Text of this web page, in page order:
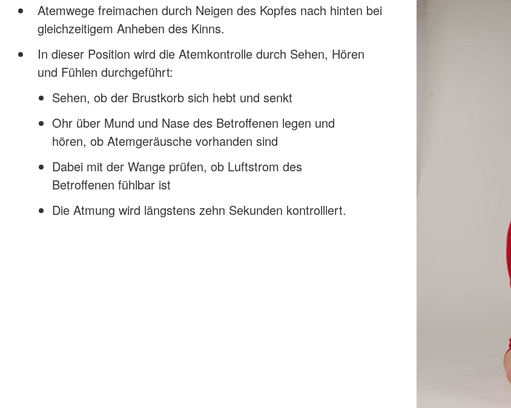
Atemwege freimachen durch Neigen des Kopfes nach hinten bei
gleichzeitigem Anheben des Kinns.
In dieser Position wird die Atemkontrolle durch Sehen, Hören
und Fühlen durchgeführt:
Sehen, ob der Brustkorb sich hebt und senkt
Ohr über Mund und Nase des Betroffenen legen und
hören, ob Atemgeräusche vorhanden sind
Dabei mit der Wange prüfen, ob Luftstrom des
Betroffenen fühlbar ist
Die Atmung wird längstens zehn Sekunden kontrolliert.